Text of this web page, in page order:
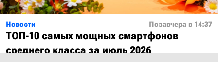
Новости Позавчера в 14:37
ТОП-10 самых мощных смартфонов
среднего класса за июль 2026